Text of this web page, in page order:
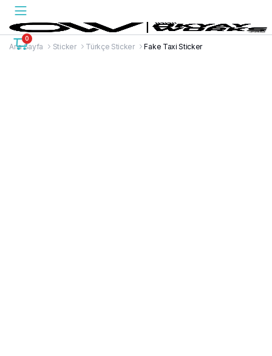
0
Ana Sayfa Sticker Türkçe Sticker Fake Taxi Sticker